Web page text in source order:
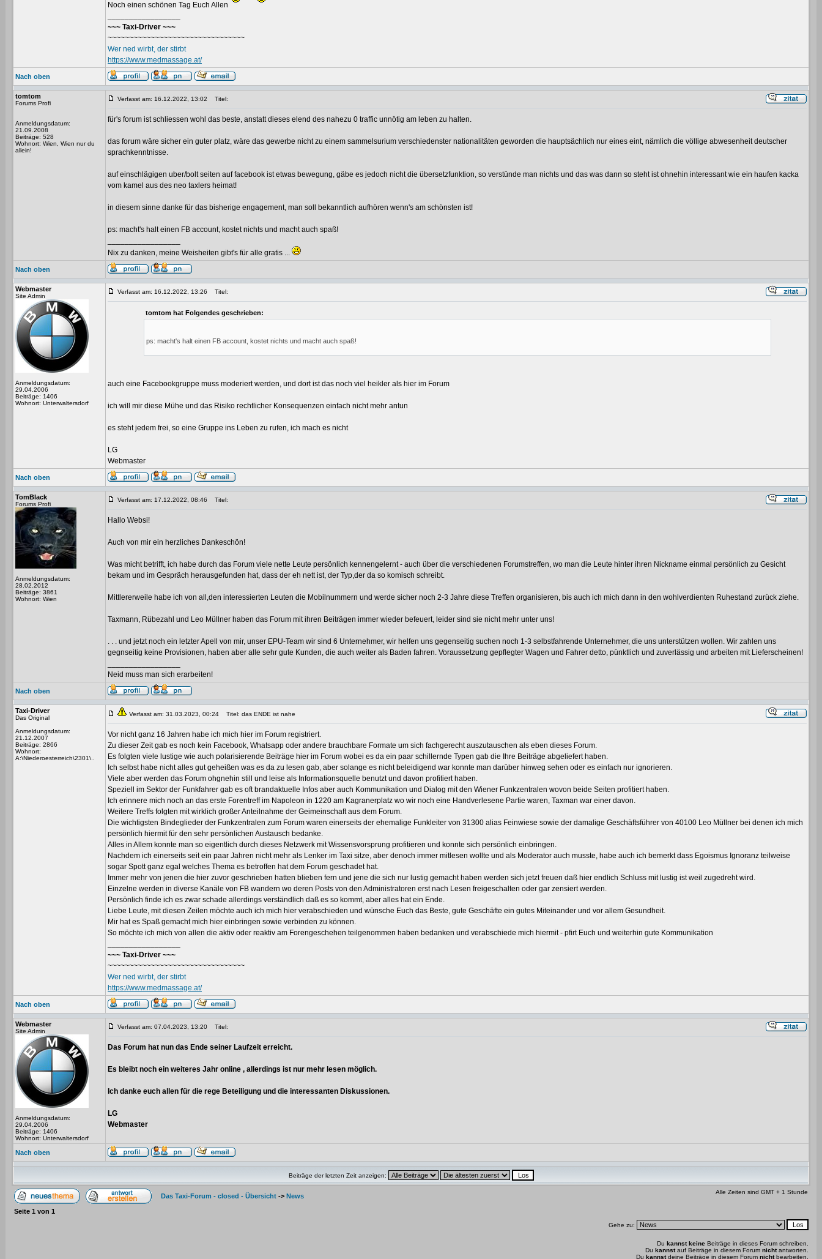
Noch einen schönen Tag Euch Allen
~~~ Taxi-Driver ~~~
~~~~~~~~~~~~~~~~~~~~~~~~~~~~~~~~
Wer ned wirbt, der stirbt
https://www.medmassage.at/
Nach oben
tomtom
Forums Profi
Anmeldungsdatum:
21.09.2008
Beiträge: 528
Wohnort: Wien, Wien nur du
allein!
Verfasst am: 16.12.2022, 13:02 Titel:
für's forum ist schliessen wohl das beste, anstatt dieses elend des nahezu 0 traffic unnötig am leben zu halten.
das forum wäre sicher ein guter platz, wäre das gewerbe nicht zu einem sammelsurium verschiedenster nationalitäten geworden die hauptsächlich nur eines eint, nämlich die völlige abwesenheit deutscher
sprachkenntnisse.
auf einschlägigen uber/bolt seiten auf facebook ist etwas bewegung, gäbe es jedoch nicht die übersetzfunktion, so verstünde man nichts und das was dann so steht ist ohnehin interessant wie ein haufen kacka
vom kamel aus des neo taxlers heimat!
in diesem sinne danke für das bisherige engagement, man soll bekanntlich aufhören wenn's am schönsten ist!
ps: macht's halt einen FB account, kostet nichts und macht auch spaß!
Nix zu danken, meine Weisheiten gibt's für alle gratis ...
Nach oben
Webmaster
Site Admin
Anmeldungsdatum:
29.04.2006
Beiträge: 1406
Wohnort: Unterwaltersdorf
Verfasst am: 16.12.2022, 13:26 Titel:
tomtom hat Folgendes geschrieben:
ps: macht's halt einen FB account, kostet nichts und macht auch spaß!
auch eine Facebookgruppe muss moderiert werden, und dort ist das noch viel heikler als hier im Forum
ich will mir diese Mühe und das Risiko rechtlicher Konsequenzen einfach nicht mehr antun
es steht jedem frei, so eine Gruppe ins Leben zu rufen, ich mach es nicht
LG
Webmaster
Nach oben
TomBlack
Forums Profi
Anmeldungsdatum:
28.02.2012
Beiträge: 3861
Wohnort: Wien
Verfasst am: 17.12.2022, 08:46 Titel:
Hallo Websi!
Auch von mir ein herzliches Dankeschön!
Was micht betrifft, ich habe durch das Forum viele nette Leute persönlich kennengelernt - auch über die verschiedenen Forumstreffen, wo man die Leute hinter ihren Nickname einmal persönlich zu Gesicht
bekam und im Gespräch herausgefunden hat, dass der eh nett ist, der Typ,der da so komisch schreibt.
Mittlererweile habe ich von all,den interessierten Leuten die Mobilnummern und werde sicher noch 2-3 Jahre diese Treffen organisieren, bis auch ich mich dann in den wohlverdienten Ruhestand zurück ziehe.
Taxmann, Rübezahl und Leo Müllner haben das Forum mit ihren Beiträgen immer wieder befeuert, leider sind sie nicht mehr unter uns!
. . . und jetzt noch ein letzter Apell von mir, unser EPU-Team wir sind 6 Unternehmer, wir helfen uns gegenseitig suchen noch 1-3 selbstfahrende Unternehmer, die uns unterstützen wollen. Wir zahlen uns
gegnseitig keine Provisionen, haben aber alle sehr gute Kunden, die auch weiter als Baden fahren. Voraussetzung gepflegter Wagen und Fahrer detto, pünktlich und zuverlässig und arbeiten mit Lieferscheinen!
Neid muss man sich erarbeiten!
Nach oben
Taxi-Driver
Das Original
Anmeldungsdatum:
21.12.2007
Beiträge: 2866
Wohnort:
A:\Niederoesterreich\2301\..
Verfasst am: 31.03.2023, 00:24 Titel: das ENDE ist nahe
Vor nicht ganz 16 Jahren habe ich mich hier im Forum registriert.
Zu dieser Zeit gab es noch kein Facebook, Whatsapp oder andere brauchbare Formate um sich fachgerecht auszutauschen als eben dieses Forum.
Es folgten viele lustige wie auch polarisierende Beiträge hier im Forum wobei es da ein paar schillernde Typen gab die Ihre Beiträge abgeliefert haben.
Ich selbst habe nicht alles gut geheißen was es da zu lesen gab, aber solange es nicht beleidigend war konnte man darüber hinweg sehen oder es einfach nur ignorieren.
Viele aber werden das Forum ohgnehin still und leise als Informationsquelle benutzt und davon profitiert haben.
Speziell im Sektor der Funkfahrer gab es oft brandaktuelle Infos aber auch Kommunikation und Dialog mit den Wiener Funkzentralen wovon beide Seiten profitiert haben.
Ich erinnere mich noch an das erste Forentreff im Napoleon in 1220 am Kagranerplatz wo wir noch eine Handverlesene Partie waren, Taxman war einer davon.
Weitere Treffs folgten mit wirklich großer Anteilnahme der Geimeinschaft aus dem Forum.
Die wichtigsten Bindeglieder der Funkzentralen zum Forum waren einerseits der ehemalige Funkleiter von 31300 alias Feinwiese sowie der damalige Geschäftsführer von 40100 Leo Müllner bei denen ich mich
persönlich hiermit für den sehr persönlichen Austausch bedanke.
Alles in Allem konnte man so eigentlich durch dieses Netzwerk mit Wissensvorsprung profitieren und konnte sich persönlich einbringen.
Nachdem ich einerseits seit ein paar Jahren nicht mehr als Lenker im Taxi sitze, aber denoch immer mitlesen wollte und als Moderator auch musste, habe auch ich bemerkt dass Egoismus Ignoranz teilweise
sogar Spott ganz egal welches Thema es betroffen hat dem Forum geschadet hat.
Immer mehr von jenen die hier zuvor geschrieben hatten blieben fern und jene die sich nur lustig gemacht haben werden sich jetzt freuen daß hier endlich Schluss mit lustig ist weil zugedreht wird.
Einzelne werden in diverse Kanäle von FB wandern wo deren Posts von den Administratoren erst nach Lesen freigeschalten oder gar zensiert werden.
Persönlich finde ich es zwar schade allerdings verständlich daß es so kommt, aber alles hat ein Ende.
Liebe Leute, mit diesen Zeilen möchte auch ich mich hier verabschieden und wünsche Euch das Beste, gute Geschäfte ein gutes Miteinander und vor allem Gesundheit.
Mir hat es Spaß gemacht mich hier einbringen sowie verbinden zu können.
So möchte ich mich von allen die aktiv oder reaktiv am Forengeschehen teilgenommen haben bedanken und verabschiede mich hiermit - pfirt Euch und weiterhin gute Kommunikation
~~~ Taxi-Driver ~~~
~~~~~~~~~~~~~~~~~~~~~~~~~~~~~~~~
Wer ned wirbt, der stirbt
https://www.medmassage.at/
Nach oben
Webmaster
Site Admin
Anmeldungsdatum:
29.04.2006
Beiträge: 1406
Wohnort: Unterwaltersdorf
Verfasst am: 07.04.2023, 13:20 Titel:
Das Forum hat nun das Ende seiner Laufzeit erreicht.
Es bleibt noch ein weiteres Jahr online , allerdings ist nur mehr lesen möglich.
Ich danke euch allen für die rege Beteiligung und die interessanten Diskussionen.
LG
Webmaster
Nach oben
Beiträge der letzten Zeit anzeigen:
Das Taxi-Forum - closed - Übersicht -> News
Alle Zeiten sind GMT + 1 Stunde
Seite 1 von 1
Gehe zu:
Du kannst keine Beiträge in dieses Forum schreiben.
Du kannstauf Beiträge in diesem Forum nichtantworten.
Du kannstdeine Beiträge in diesem Forum nichtbearbeiten.